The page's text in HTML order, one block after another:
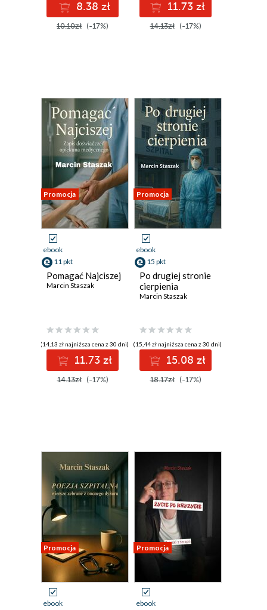
8.38 zł
10.10zł (-17%)
11.73 zł
14.13zł (-17%)
Promocja
ebook
11 pkt
Pomagać Najciszej
Marcin Staszak
(14,13 zł najniższa cena z 30 dni)
11.73 zł
14.13zł (-17%)
Promocja
ebook
15 pkt
Po drugiej stronie
cierpienia
Marcin Staszak
(15,44 zł najniższa cena z 30 dni)
15.08 zł
18.17zł (-17%)
Promocja
ebook
Promocja
ebook